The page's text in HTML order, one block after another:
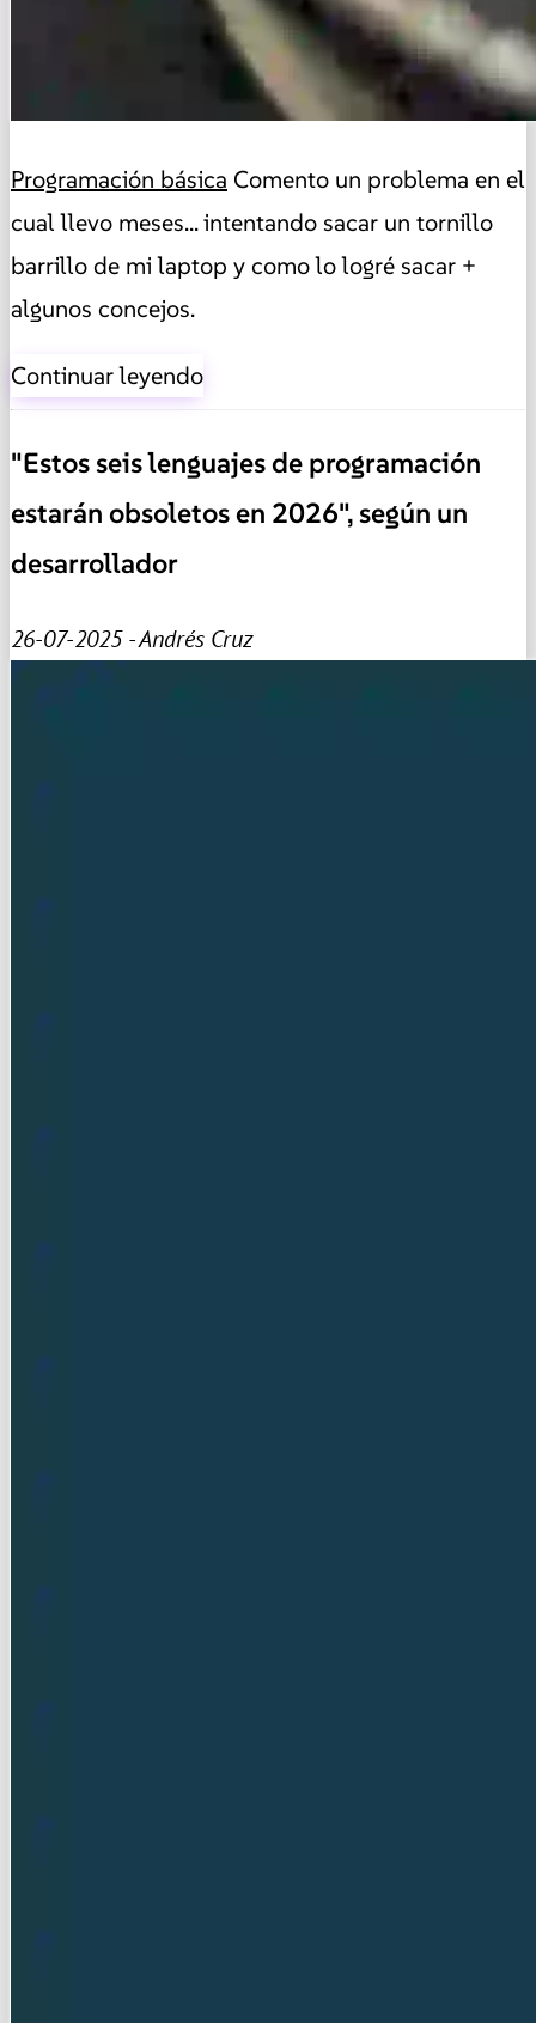
Programación básica Comento un problema en el
cual llevo meses... intentando sacar un tornillo
barrillo de mi laptop y como lo logré sacar +
algunos concejos.
Continuar leyendo
"Estos seis lenguajes de programación
estarán obsoletos en 2026", según un
desarrollador
26-07-2025 - Andrés Cruz